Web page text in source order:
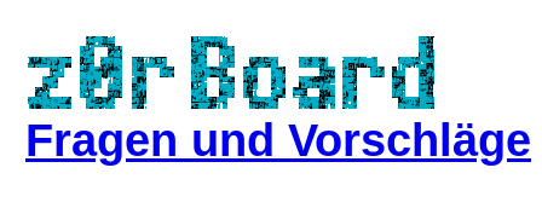
Fragen und Vorschläge